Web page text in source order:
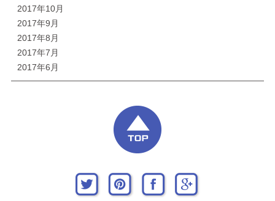
2017年10月
2017年9月
2017年8月
2017年7月
2017年6月